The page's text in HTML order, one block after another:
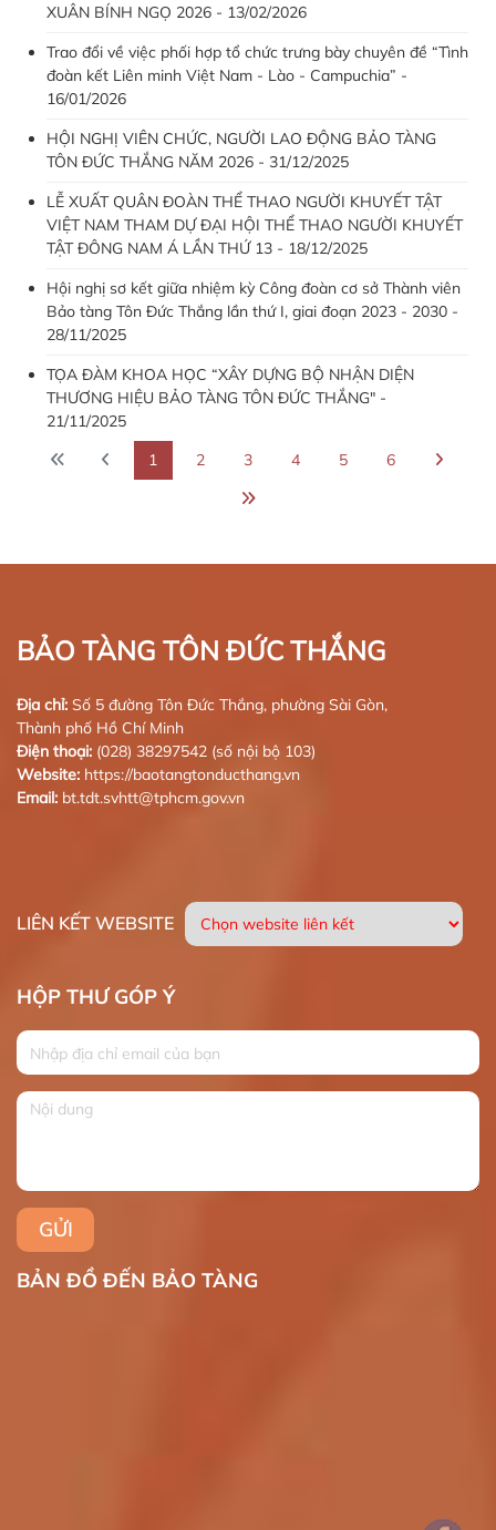
XUÂN BÍNH NGỌ 2026 - 13/02/2026
Trao đổi về việc phối hợp tổ chức trưng bày chuyên đề “Tình
đoàn kết Liên minh Việt Nam - Lào - Campuchia” -
16/01/2026
HỘI NGHỊ VIÊN CHỨC, NGƯỜI LAO ĐỘNG BẢO TÀNG
TÔN ĐỨC THẮNG NĂM 2026 - 31/12/2025
LỄ XUẤT QUÂN ĐOÀN THỂ THAO NGƯỜI KHUYẾT TẬT
VIỆT NAM THAM DỰ ĐẠI HỘI THỂ THAO NGƯỜI KHUYẾT
TẬT ĐÔNG NAM Á LẦN THỨ 13 - 18/12/2025
Hội nghị sơ kết giữa nhiệm kỳ Công đoàn cơ sở Thành viên
Bảo tàng Tôn Đức Thắng lần thứ I, giai đoạn 2023 - 2030 -
28/11/2025
TỌA ĐÀM KHOA HỌC “XÂY DỰNG BỘ NHẬN DIỆN
THƯƠNG HIỆU BẢO TÀNG TÔN ĐỨC THẮNG" -
21/11/2025
1
2 3 4 5 6
BẢO TÀNG TÔN ĐỨC THẮNG
Địa chỉ: Số 5 đường Tôn Đức Thắng, phường Sài Gòn,
Thành phố Hồ Chí Minh
Điện thoại: (028) 38297542 (số nội bộ 103)
Website: https://baotangtonducthang.vn
Email: bt.tdt.svhtt@tphcm.gov.vn
LIÊN KẾT WEBSITE
HỘP THƯ GÓP Ý
BẢN ĐỒ ĐẾN BẢO TÀNG